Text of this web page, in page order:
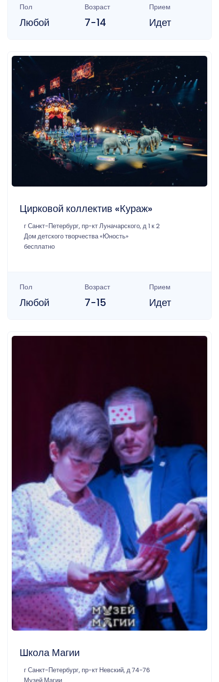
Пол
Любой
Возраст
7-14
Прием
Идет
Цирковой коллектив «Кураж»
г Санкт-Петербург, пр-кт Луначарского, д 1 к 2
Дом детского творчества «Юность»
бесплатно
Пол
Любой
Возраст
7-15
Прием
Идет
Школа Магии
г Санкт-Петербург, пр-кт Невский, д 74-76